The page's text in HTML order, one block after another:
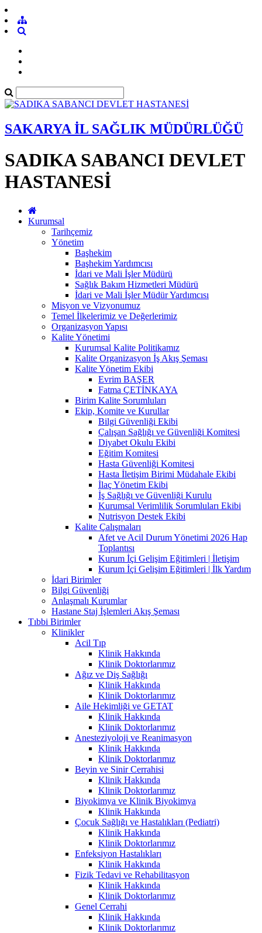
SAKARYA İL SAĞLIK MÜDÜRLÜĞÜ
SADIKA SABANCI DEVLET
HASTANESİ
Kurumsal
Tarihçemiz
Yönetim
Başhekim
Başhekim Yardımcısı
İdari ve Mali İşler Müdürü
Sağlık Bakım Hizmetleri Müdürü
İdari ve Mali İşler Müdür Yardımcısı
Misyon ve Vizyonumuz
Temel İlkelerimiz ve Değerlerimiz
Organizasyon Yapısı
Kalite Yönetimi
Kurumsal Kalite Politikamız
Kalite Organizasyon İş Akış Şeması
Kalite Yönetim Ekibi
Evrim BAŞER
Fatma ÇETİNKAYA
Birim Kalite Sorumluları
Ekip, Komite ve Kurullar
Bilgi Güvenliği Ekibi
Çalışan Sağlığı ve Güvenliği Komitesi
Diyabet Okulu Ekibi
Eğitim Komitesi
Hasta Güvenliği Komitesi
Hasta İletişim Birimi Müdahale Ekibi
İlaç Yönetim Ekibi
İş Sağlığı ve Güvenliği Kurulu
Kurumsal Verimlilik Sorumluları Ekibi
Nutrisyon Destek Ekibi
Kalite Çalışmaları
Afet ve Acil Durum Yönetimi 2026 Hap
Toplantısı
Kurum İçi Gelişim Eğitimleri | İletişim
Kurum İçi Gelişim Eğitimleri | İlk Yardım
İdari Birimler
Bilgi Güvenliği
Anlaşmalı Kurumlar
Hastane Staj İşlemleri Akış Şeması
Tıbbi Birimler
Klinikler
Acil Tıp
Klinik Hakkında
Klinik Doktorlarımız
Ağız ve Diş Sağlığı
Klinik Hakkında
Klinik Doktorlarımız
Aile Hekimliği ve GETAT
Klinik Hakkında
Klinik Doktorlarımız
Anesteziyoloji ve Reanimasyon
Klinik Hakkında
Klinik Doktorlarımız
Beyin ve Sinir Cerrahisi
Klinik Hakkında
Klinik Doktorlarımız
Biyokimya ve Klinik Biyokimya
Klinik Hakkında
Çocuk Sağlığı ve Hastalıkları (Pediatri)
Klinik Hakkında
Klinik Doktorlarımız
Enfeksiyon Hastalıkları
Klinik Hakkında
Fizik Tedavi ve Rehabilitasyon
Klinik Hakkında
Klinik Doktorlarımız
Genel Cerrahi
Klinik Hakkında
Klinik Doktorlarımız